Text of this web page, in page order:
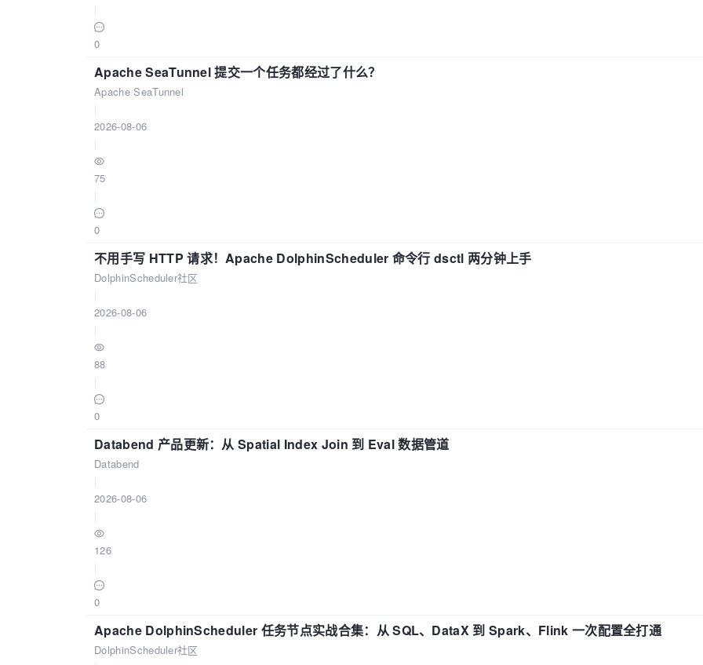
0
Apache SeaTunnel 提交一个任务都经过了什么？
Apache SeaTunnel
2026-08-06
75
0
不用手写 HTTP 请求！Apache DolphinScheduler 命令行 dsctl 两分钟上手
DolphinScheduler社区
2026-08-06
88
0
Databend 产品更新：从 Spatial Index Join 到 Eval 数据管道
Databend
2026-08-06
126
0
Apache DolphinScheduler 任务节点实战合集：从 SQL、DataX 到 Spark、Flink 一次配置全打通
DolphinScheduler社区